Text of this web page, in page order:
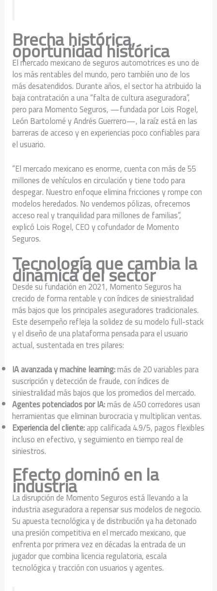
Brecha histórica,
oportunidad histórica
El mercado mexicano de seguros automotrices es uno de
los más rentables del mundo, pero también uno de los
más desatendidos. Durante años, el sector ha atribuido la
baja contratación a una “falta de cultura aseguradora”,
pero para Momento Seguros, —fundada por Lois Rogel,
León Bartolomé y Andrés Guerrero—, la raíz está en las
barreras de acceso y en experiencias poco confiables para
el usuario.
“El mercado mexicano es enorme, cuenta con más de 55
millones de vehículos en circulación y tiene todo para
despegar. Nuestro enfoque elimina fricciones y rompe con
modelos heredados. No vendemos pólizas, ofrecemos
acceso real y tranquilidad para millones de familias”,
explicó Lois Rogel, CEO y cofundador de Momento
Seguros.
Tecnología que cambia la
dinámica del sector
Desde su fundación en 2021, Momento Seguros ha
crecido de forma rentable y con índices de siniestralidad
más bajos que los principales aseguradores tradicionales.
Este desempeño refleja la solidez de su modelo full-stack
y el diseño de una plataforma pensada para el usuario
actual, sustentada en tres pilares:
IA avanzada y machine learning:más de 20 variables para
suscripción y detección de fraude, con índices de
siniestralidad más bajos que los promedios del mercado.
Agentes potenciados por IA:más de 450 corredores usan
herramientas que eliminan burocracia y multiplican ventas.
Experiencia del cliente:app calificada 4.9/5, pagos flexibles
incluso en efectivo, y seguimiento en tiempo real de
siniestros.
Efecto dominó en la
industria
La disrupción de Momento Seguros está llevando a la
industria aseguradora a repensar sus modelos de negocio.
Su apuesta tecnológica y de distribución ya ha detonado
una presión competitiva en el mercado mexicano, que
enfrenta por primera vez en décadas la entrada de un
jugador que combina licencia regulatoria, escala
tecnológica y tracción con usuarios y agentes.